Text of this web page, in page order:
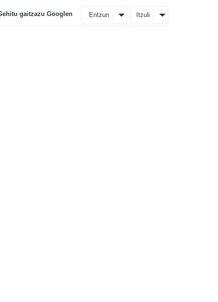
gaitzazu Googlen Entzun Itzuli